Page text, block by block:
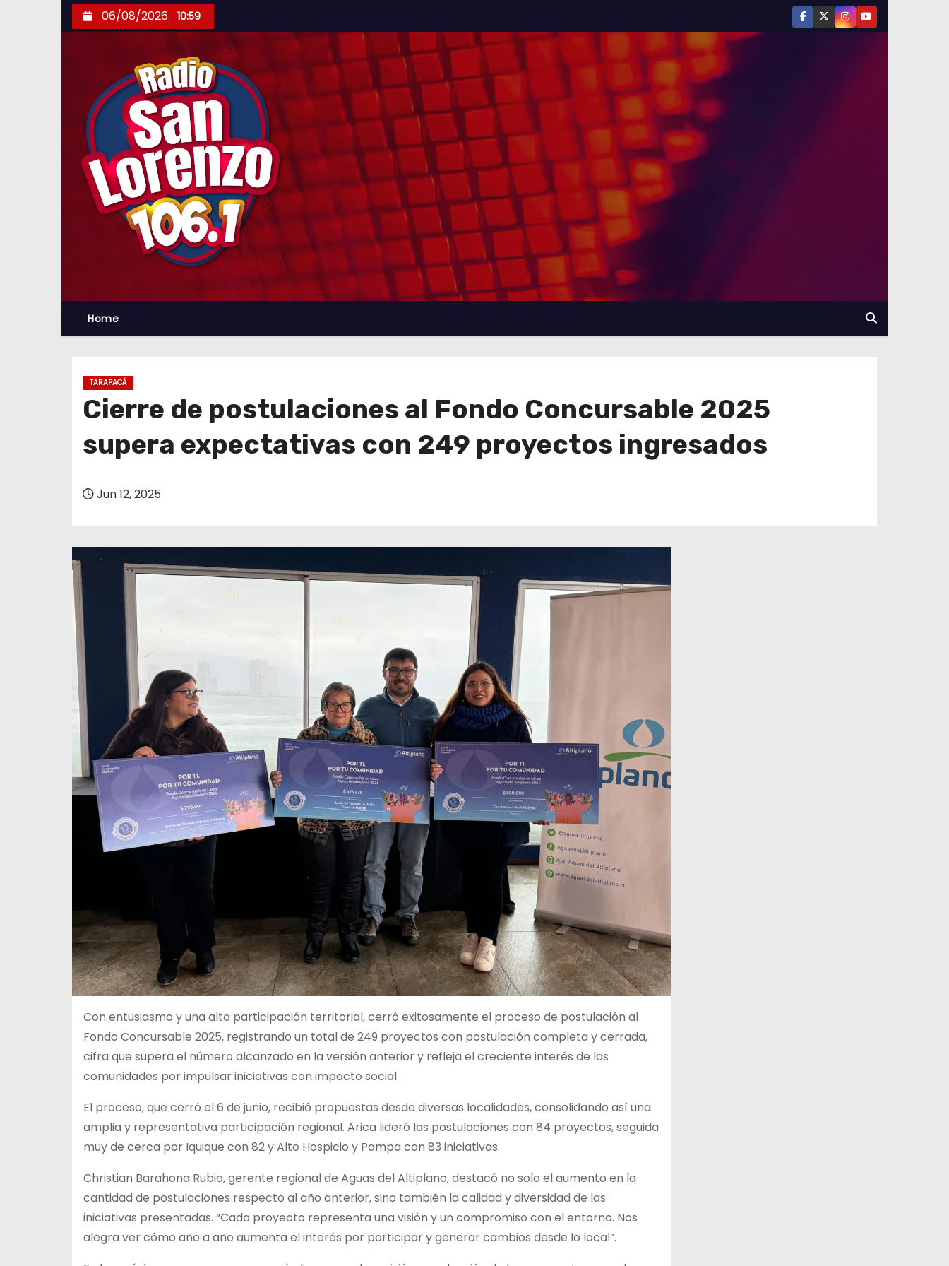
k
06/08/2026 10:59
Home
TARAPACÁ
Cierre de postulaciones al Fondo Concursable 2025
supera expectativas con 249 proyectos ingresados
Jun 12, 2025
Con entusiasmo y una alta participación territorial, cerró exitosamente el proceso de postulación al
Fondo Concursable 2025, registrando un total de 249 proyectos con postulación completa y cerrada,
cifra que supera el número alcanzado en la versión anterior y refleja el creciente interés de las
comunidades por impulsar iniciativas con impacto social.
El proceso, que cerró el 6 de junio, recibió propuestas desde diversas localidades, consolidando así una
amplia y representativa participación regional. Arica lideró las postulaciones con 84 proyectos, seguida
muy de cerca por Iquique con 82 y Alto Hospicio y Pampa con 83 iniciativas.
Christian Barahona Rubio, gerente regional de Aguas del Altiplano, destacó no solo el aumento en la
cantidad de postulaciones respecto al año anterior, sino también la calidad y diversidad de las
iniciativas presentadas. “Cada proyecto representa una visión y un compromiso con el entorno. Nos
alegra ver cómo año a año aumenta el interés por participar y generar cambios desde lo local”.